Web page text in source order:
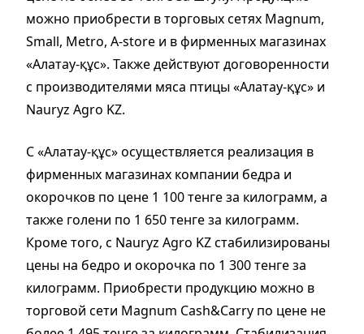
можно приобрести в торговых сетях Magnum,
Small, Metro, A-store и в фирменных магазинах
«Алатау-құс». Также действуют договоренности
с производителями мяса птицы «Алатау-құс» и
Nauryz Agro KZ.
С «Алатау-құс» осуществляется реализация в
фирменных магазинах компании бедра и
окорочков по цене 1 100 тенге за килограмм, а
также голени по 1 650 тенге за килограмм.
Кроме того, с Nauryz Agro KZ стабилизированы
цены на бедро и окорочка по 1 300 тенге за
килограмм. Приобрести продукцию можно в
торговой сети Magnum Cash&Carry по цене не